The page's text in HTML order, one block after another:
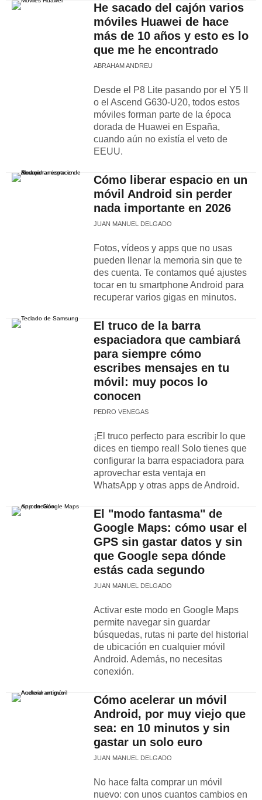
He sacado del cajón varios
móviles Huawei de hace
más de 10 años y esto es lo
que me he encontrado
ABRAHAM ANDREU
Desde el P8 Lite pasando por el Y5 II
o el Ascend G630-U20, todos estos
móviles forman parte de la época
dorada de Huawei en España,
cuando aún no existía el veto de
EEUU.
Cómo liberar espacio en un
móvil Android sin perder
nada importante en 2026
JUAN MANUEL DELGADO
Fotos, vídeos y apps que no usas
pueden llenar la memoria sin que te
des cuenta. Te contamos qué ajustes
tocar en tu smartphone Android para
recuperar varios gigas en minutos.
El truco de la barra
espaciadora que cambiará
para siempre cómo
escribes mensajes en tu
móvil: muy pocos lo
conocen
PEDRO VENEGAS
¡El truco perfecto para escribir lo que
dices en tiempo real! Solo tienes que
configurar la barra espaciadora para
aprovechar esta ventaja en
WhatsApp y otras apps de Android.
El "modo fantasma" de
Google Maps: cómo usar el
GPS sin gastar datos y sin
que Google sepa dónde
estás cada segundo
JUAN MANUEL DELGADO
Activar este modo en Google Maps
permite navegar sin guardar
búsquedas, rutas ni parte del historial
de ubicación en cualquier móvil
Android. Además, no necesitas
conexión.
Cómo acelerar un móvil
Android, por muy viejo que
sea: en 10 minutos y sin
gastar un solo euro
JUAN MANUEL DELGADO
No hace falta comprar un móvil
nuevo: con unos cuantos cambios en